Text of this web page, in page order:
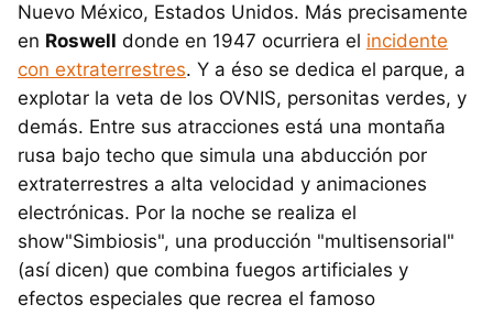
Nuevo México, Estados Unidos. Más precisamente
en Roswell donde en 1947 ocurriera el incidente
con extraterrestres. Y a éso se dedica el parque, a
explotar la veta de los OVNIS, personitas verdes, y
demás. Entre sus atracciones está una montaña
rusa bajo techo que simula una abducción por
extraterrestres a alta velocidad y animaciones
electrónicas. Por la noche se realiza el
show"Simbiosis", una producción "multisensorial"
(así dicen) que combina fuegos artificiales y
efectos especiales que recrea el famoso